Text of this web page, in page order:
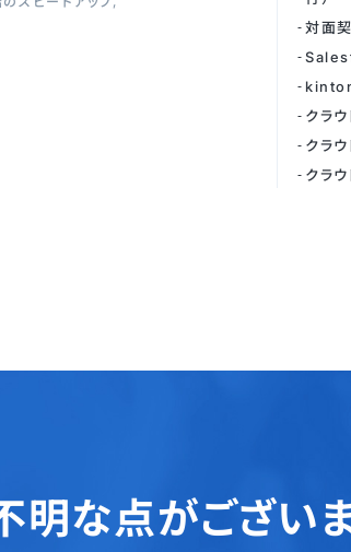
対面
クラ
クラ
クラ
明な点がござい